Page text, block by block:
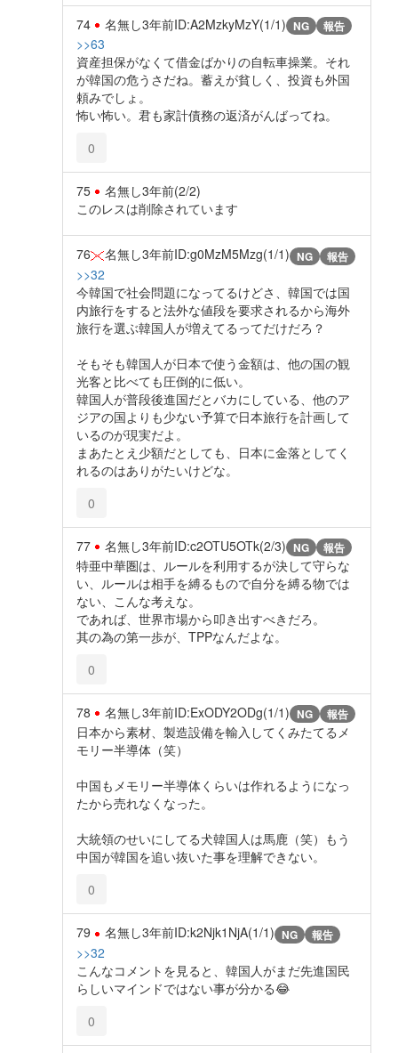
74 名無し3年前ID:A2MzkyMzY(1/1) NG 報告
>>63
資産担保がなくて借金ばかりの自転車操業。それ
が韓国の危うさだね。蓄えが貧しく、投資も外国
頼みでしょ。
怖い怖い。君も家計債務の返済がんばってね。
0
75 名無し3年前(2/2)
このレスは削除されています
76 名無し3年前ID:g0MzM5Mzg(1/1) NG 報告
>>32
今韓国で社会問題になってるけどさ、韓国では国
内旅行をすると法外な値段を要求されるから海外
旅行を選ぶ韓国人が増えてるってだけだろ？
そもそも韓国人が日本で使う金額は、他の国の観
光客と比べても圧倒的に低い。
韓国人が普段後進国だとバカにしている、他のア
ジアの国よりも少ない予算で日本旅行を計画して
いるのが現実だよ。
まあたとえ少額だとしても、日本に金落としてく
れるのはありがたいけどな。
0
77 名無し3年前ID:c2OTU5OTk(2/3) NG 報告
特亜中華圏は、ルールを利用するが決して守らな
い、ルールは相手を縛るもので自分を縛る物では
ない、こんな考えな。
であれば、世界市場から叩き出すべきだろ。
其の為の第一歩が、TPPなんだよな。
0
78 名無し3年前ID:ExODY2ODg(1/1) NG 報告
日本から素材、製造設備を輸入してくみたてるメ
モリー半導体（笑）
中国もメモリー半導体くらいは作れるようになっ
たから売れなくなった。
大統領のせいにしてる犬韓国人は馬鹿（笑）もう
中国が韓国を追い抜いた事を理解できない。
0
79 名無し3年前ID:k2Njk1NjA(1/1) NG 報告
>>32
こんなコメントを見ると、韓国人がまだ先進国民
らしいマインドではない事が分かる😂
0